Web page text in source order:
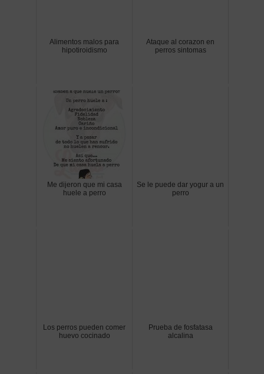
Alimentos malos para
hipotiroidismo
Ataque al corazon en
perros sintomas
Me dijeron que mi casa
huele a perro
Se le puede dar yogur a un
perro
Los perros pueden comer
huevo cocinado
Prueba de fosfatasa
alcalina